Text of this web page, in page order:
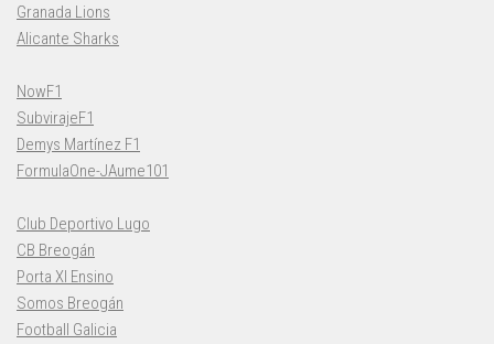
Granada Lions
Alicante Sharks
NowF1
SubvirajeF1
Demys Martínez F1
FormulaOne-JAume101
Club Deportivo Lugo
CB Breogán
Porta XI Ensino
Somos Breogán
Football Galicia